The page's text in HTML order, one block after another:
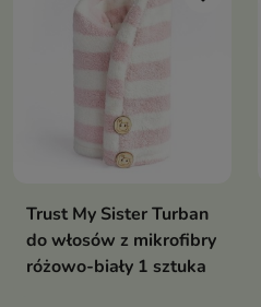
Trust My Sister Turban
do włosów z mikrofibry
różowo-biały 1 sztuka